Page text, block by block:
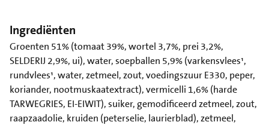
Ingrediënten
Groenten 51% (tomaat 39%, wortel 3,7%, prei 3,2%,
SELDERIJ 2,9%, ui), water, soepballen 5,9% (varkensvlees¹,
rundvlees¹, water, zetmeel, zout, voedingszuur E330, peper,
koriander, nootmuskaatextract), vermicelli 1,6% (harde
TARWEGRIES, EI-EIWIT), suiker, gemodificeerd zetmeel, zout,
raapzaadolie, kruiden (peterselie, laurierblad), zetmeel,